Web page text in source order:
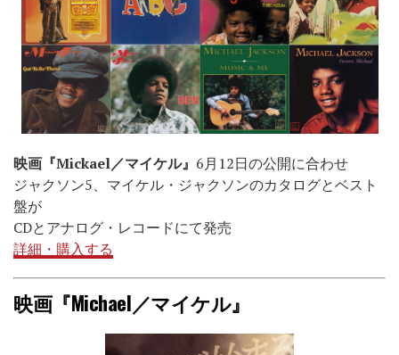
映画『Mickael／マイケル』 6月12日の公開に合わせ
ジャクソン5、マイケル・ジャクソンのカタログとベスト
盤が
CDとアナログ・レコードにて発売
詳細・購入する
映画『Michael／マイケル』